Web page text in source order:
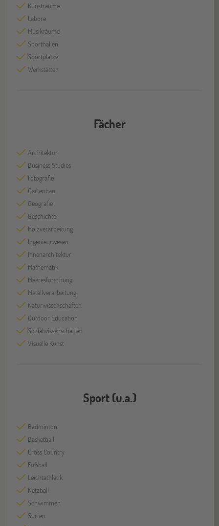
Kunsträume
Labore
Musikräume
Sporthallen
Sportplätze
Werkstätten
Fächer
Architektur
Business Studies
Fotografie
Gartenbau
Geografie
Geschichte
Holzverarbeitung
Ingenieurwesen
Innenarchitektur
Mathematik
Meeresforschung
Metallverarbeitung
Naturwissenschaften
Outdoor Education
Sozialwissenschaften
Visuelle Kunst
Sport (u.a.)
Badminton
Basketball
Cross Country
Fußball
Leichtathletik
Netzball
Schwimmen
Surfen